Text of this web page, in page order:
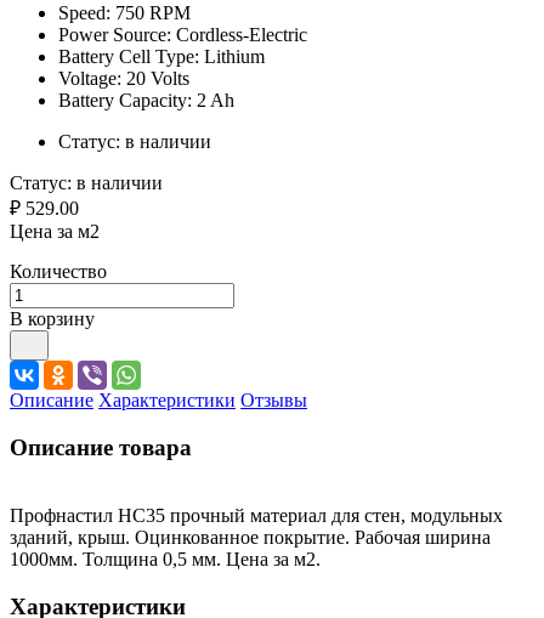
Speed: 750 RPM
Power Source: Cordless-Electric
Battery Cell Type: Lithium
Voltage: 20 Volts
Battery Capacity: 2 Ah
Статус: в наличии
Статус: в наличии
₽ 529.00
Цена за м2
Количество
В корзину
Описание Характеристики Отзывы
Описание товара
Профнастил HС35 прочный материал для стен, модульных
зданий, крыш. Оцинкованное покрытие. Рабочая ширина
1000мм. Толщина 0,5 мм. Цена за м2.
Характеристики